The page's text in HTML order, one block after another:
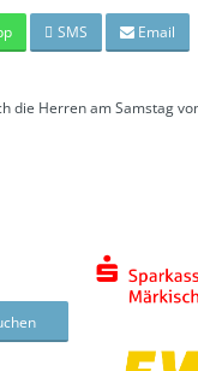
SMS Email
die Herren am Samstag